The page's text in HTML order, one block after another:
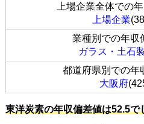
上場企業全体での
上場企業
業種別での年収
ガラス・土石
都道府県別での年
大阪府
東洋炭素の年収偏差値は52.5で